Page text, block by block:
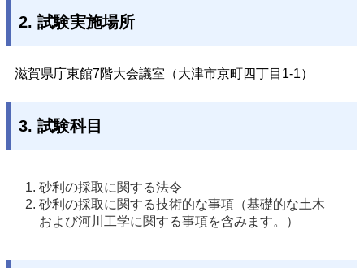
2. 試験実施場所
滋賀県庁東館7階大会議室（大津市京町四丁目1-1）
3. 試験科目
砂利の採取に関する法令
砂利の採取に関する技術的な事項（基礎的な土木
および河川工学に関する事項を含みます。）